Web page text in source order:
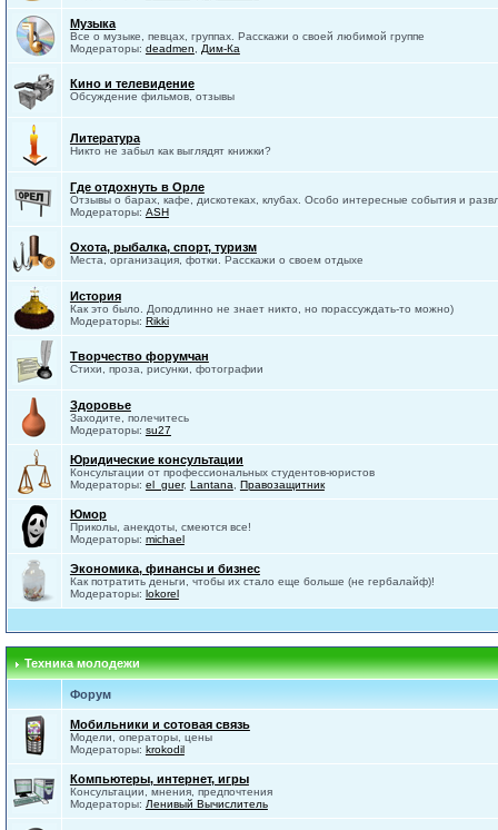
Музыка
Все о музыке, певцах, группах. Расскажи о своей любимой группе
Модераторы: deadmen Дим-Ка
Кино и телевидение
Обсуждение фильмов, отзывы
Литература
Никто не забыл как выглядят книжки?
Где отдохнуть в Орле
Отзывы о барах, кафе, дискотеках, клубах. Особо интересные события и
Модераторы: ASH
Охота, рыбалка, спорт, туризм
Места, организация, фотки. Расскажи о своем отдыхе
История
Как это было. Доподлинно не знает никто, но порассуждать-то можно)
Модераторы: Rikki
Творчество форумчан
Стихи, проза, рисунки, фотографии
Здоровье
Заходите, полечитесь
Модераторы: su27
Юридические консультации
Консультации от профессиональных студентов-юристов
Модераторы: el_guer, Lantana Правозащитник
Юмор
Приколы, анекдоты, смеются все!
Модераторы: michael
Экономика, финансы и бизнес
Как потратить деньги, чтобы их стало еще больше (не гербалайф)!
Модераторы: lokorel
Техника молодежи
Форум
Мобильники и сотовая связь
Модели, операторы, цены
Модераторы: krokodil
Компьютеры, интернет, игры
Консультации, мнения, предпочтения
Модераторы: Ленивый Вычислитель